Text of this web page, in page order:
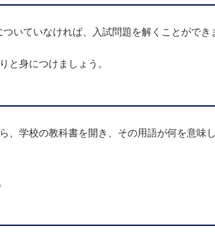
いていなければ、入試問題を解くことができ
と身につけましょう。
学校の教科書を開き、その用語が何を意味